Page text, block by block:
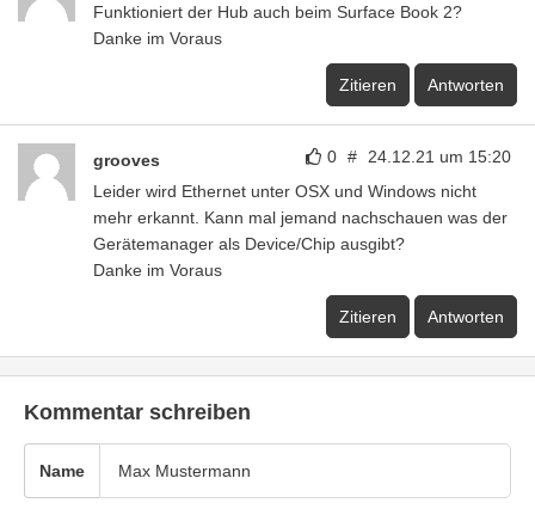
Funktioniert der Hub auch beim Surface Book 2?
Danke im Voraus
Zitieren Antworten
0 # 24.12.21 um 15:20
grooves
Leider wird Ethernet unter OSX und Windows nicht
mehr erkannt. Kann mal jemand nachschauen was der
Gerätemanager als Device/Chip ausgibt?
Danke im Voraus
Zitieren Antworten
Kommentar schreiben
Name